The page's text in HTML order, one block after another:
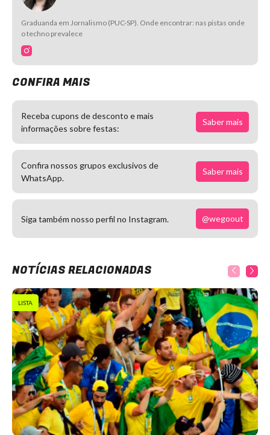
Graduanda em Jornalismo (PUC-SP). Onde encontrar: nas pistas onde
o techno prevalece
CONFIRA MAIS
Receba cupons de desconto e mais
informações sobre festas:
Saber mais
Confira nossos grupos exclusivos de
WhatsApp.
Saber mais
Siga também nosso perfil no Instagram. @wegoout
NOTÍCIAS RELACIONADAS
LISTA